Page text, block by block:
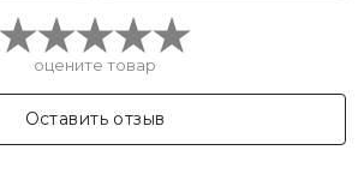
оцените товар
Оставить отзыв